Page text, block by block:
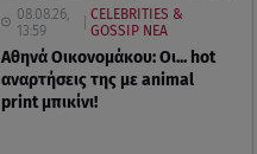
08.08.26,
13:59
CELEBRITIES &
GOSSIP ΝΕΑ
Αθηνά Οικονομάκου: Οι... hot
αναρτήσεις της με animal
print μπικίνι!